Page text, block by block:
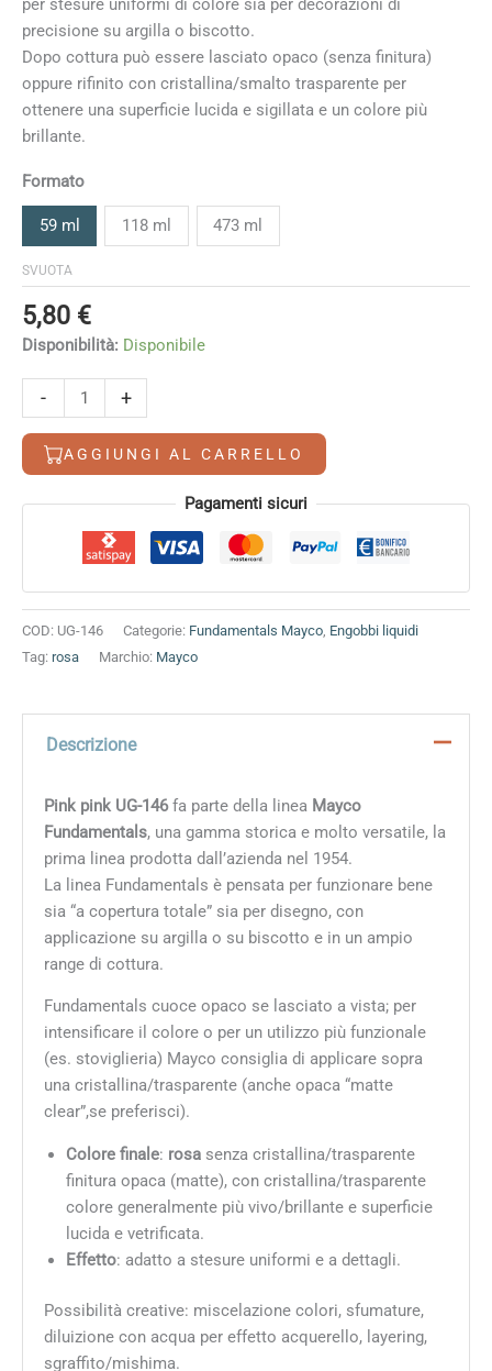
da
5,80 €
a
24,90 €
per stesure uniformi di colore sia per decorazioni di
precisione su argilla o biscotto.
Dopo cottura può essere lasciato opaco (senza finitura)
oppure rifinito con cristallina/smalto trasparente per
ottenere una superficie lucida e sigillata e un colore più
brillante.
Formato
59 ml 118 ml 473 ml
SVUOTA
5,80 €
Disponibilità: Disponibile
-
pink
quantità
+
AGGIUNGI AL CARRELLO
Alternative: Pagamenti sicuri
COD: UG-146 Categorie: Fundamentals Mayco Engobbi liquidi
Tag: rosa Marchio: Mayco
Descrizione
Pink pink UG-146fa parte della linea Mayco
Fundamentals, una gamma storica e molto versatile, la
prima linea prodotta dall’azienda nel 1954.
La linea Fundamentals è pensata per funzionare bene
sia “a copertura totale” sia per disegno, con
applicazione su argilla o su biscotto e in un ampio
range di cottura.
Fundamentals cuoce opaco se lasciato a vista; per
intensificare il colore o per un utilizzo più funzionale
(es. stoviglieria) Mayco consiglia di applicare sopra
una cristallina/trasparente (anche opaca “matte
clear”,se preferisci).
Colore finale: rosasenza cristallina/trasparente
finitura opaca (matte), con cristallina/trasparente
colore generalmente più vivo/brillante e superficie
lucida e vetrificata.
Effetto: adatto a stesure uniformi e a dettagli.
Possibilità creative: miscelazione colori, sfumature,
diluizione con acqua per effetto acquerello, layering,
sgraffito/mishima.